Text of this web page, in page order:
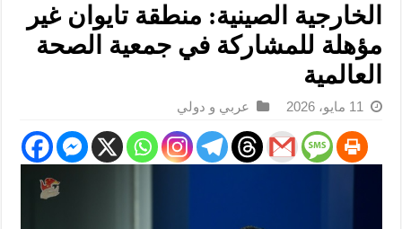
الخارجية الصينية: منطقة تايوان غير
مؤهلة للمشاركة في جمعية الصحة
العالمية
11 مايو، 2026 عربي و دولي